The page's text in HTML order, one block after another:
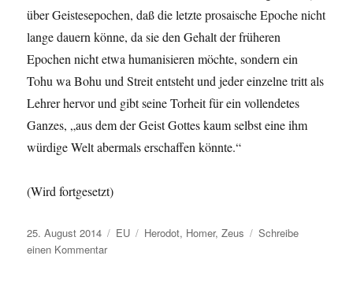
über Geistesepochen, daß die letzte prosaische Epoche nicht
lange dauern könne, da sie den Gehalt der früheren
Epochen nicht etwa humanisieren möchte, sondern ein
Tohu wa Bohu und Streit entsteht und jeder einzelne tritt als
Lehrer hervor und gibt seine Torheit für ein vollendetes
Ganzes, „aus dem der Geist Gottes kaum selbst eine ihm
würdige Welt abermals erschaffen könnte.“
(Wird fortgesetzt)
Veröffentlicht
am
25. August 2014 Kategorien
EU Schlagwörter
Herodot, Homer,Zeus
Schreibe
einen Kommentarzu